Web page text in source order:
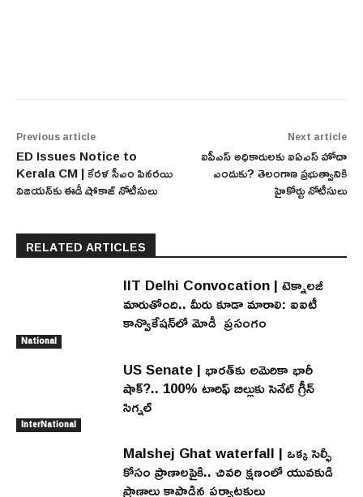
Previous article
ED Issues Notice to
Kerala CM | కేరళ సీఎం పినరయి
విజయన్‌కు ఈడీ షోకాజ్ నోటీసులు
Next article
ఐపీఎస్ అధికారులకు ఐఏఎస్ హోదా
ఎందుకు? తెలంగాణ ప్రభుత్వానికి
హైకోర్టు నోటీసులు
RELATED ARTICLES
National
IIT Delhi Convocation | టెక్నాలజీ
మారుతోంది.. మీరు కూడా మారాలి: ఐఐటీ
కాన్వొకేషన్‌లో మోడీ ప్రసంగం
InterNational
US Senate | భారత్‌కు అమెరికా భారీ
షాక్?.. 100% టారిఫ్ బిల్లుకు సెనేట్ గ్రీన్
సిగ్నల్
Malshej Ghat waterfall | ఒక్క సెల్ఫీ
కోసం ప్రాణాలపైకి.. చివరి క్షణంలో యువకుడి
ప్రాణాలు కాపాడిన పర్యాటకులు